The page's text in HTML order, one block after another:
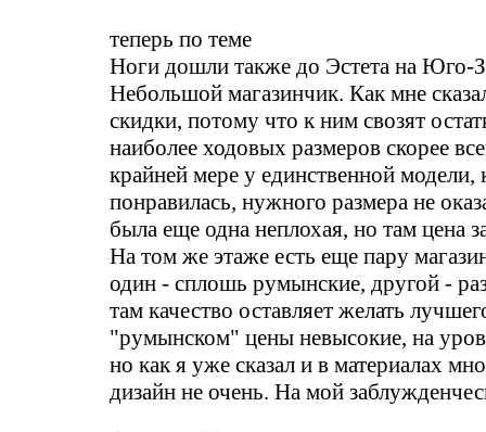
теперь по теме
Ноги дошли также до Эстета на Юго-
Небольшой магазинчик. Как мне
скидки, потому что к ним свозят
наиболее ходовых размеров скорее
крайней мере у единственной модели,
понравилась, нужного размера не
была еще одна неплохая, но там цена
На том же этаже есть еще пару
один - сплошь румынские, другой -
там качество оставляет желать
"румынском" цены невысокие, на
но как я уже сказал и в материалах
дизайн не очень. На мой